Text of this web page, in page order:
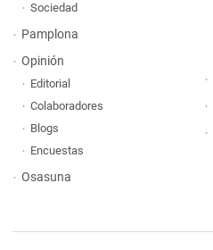
Sociedad
Pamplona
Opinión
Editorial
Colaboradores
Blogs
Encuestas
Osasuna